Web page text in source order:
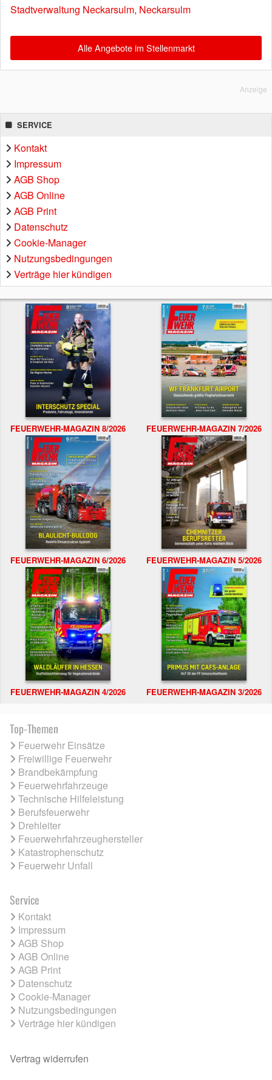
Stadtverwaltung Neckarsulm, Neckarsulm
Alle Angebote im Stellenmarkt
Anzeige
SERVICE
Kontakt
Impressum
AGB Shop
AGB Online
AGB Print
Datenschutz
Cookie-Manager
Nutzungsbedingungen
Verträge hier kündigen
FEUERWEHR-MAGAZIN 8/2026 FEUERWEHR-MAGAZIN 7/2026
FEUERWEHR-MAGAZIN 6/2026 FEUERWEHR-MAGAZIN 5/2026
FEUERWEHR-MAGAZIN 4/2026 FEUERWEHR-MAGAZIN 3/2026
Top-Themen
Feuerwehr Einsätze
Freiwillige Feuerwehr
Brandbekämpfung
Feuerwehrfahrzeuge
Technische Hilfeleistung
Berufsfeuerwehr
Drehleiter
Feuerwehrfahrzeughersteller
Katastrophenschutz
Feuerwehr Unfall
Service
Kontakt
Impressum
AGB Shop
AGB Online
AGB Print
Datenschutz
Cookie-Manager
Nutzungsbedingungen
Verträge hier kündigen
Vertrag widerrufen